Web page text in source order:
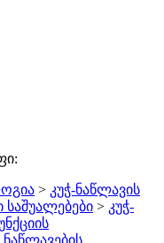
> კუჭ-ნაწლავის
> კუჭ-
ნაწლავების